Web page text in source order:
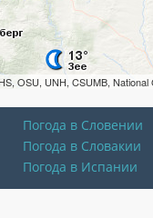
OSU, UNH, CSUMB, National
Погода в Словении
Погода в Словакии
Погода в Испании